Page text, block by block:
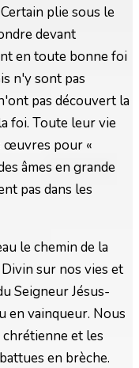
plie sous le
devant
en toute bonne foi
n'y sont pas
pas découvert la
foi. Toute leur vie
œuvres pour «
âmes en grande
pas dans les
le chemin de la
sur nos vies et
Seigneur Jésus-
en vainqueur. Nous
et les
en brèche.